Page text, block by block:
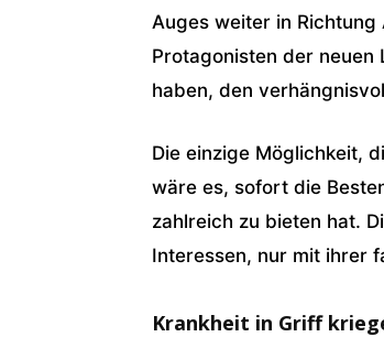
Auges weiter in
Protagonisten der
haben, den
Die einzige Möglichkeit,
wäre es, sofort die
zahlreich zu bieten hat.
Interessen, nur mit ihrer
Krankheit in Griff